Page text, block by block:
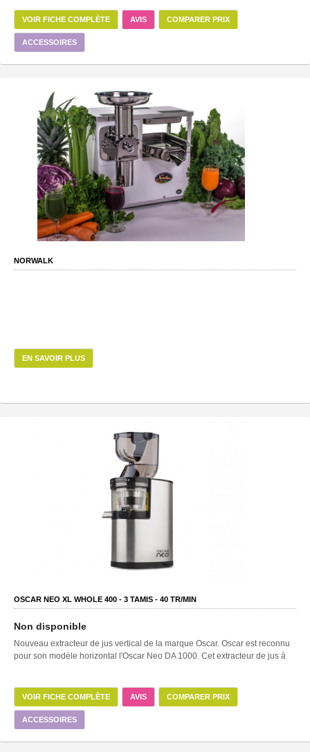
VOIR FICHE COMPLÈTE AVIS COMPARER PRIX
ACCESSOIRES
NORWALK
EN SAVOIR PLUS
OSCAR NEO XL WHOLE 400 - 3 TAMIS - 40 TR/MIN
Non disponible
Nouveau extracteur de jus vertical de la marque Oscar. Oscar est reconnu
pour son modèle horizontal l'Oscar Neo DA 1000. Cet extracteur de jus à
VOIR FICHE COMPLÈTE AVIS COMPARER PRIX
ACCESSOIRES